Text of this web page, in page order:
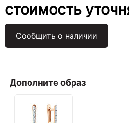
стоимость
Сообщить о наличии
Дополните образ